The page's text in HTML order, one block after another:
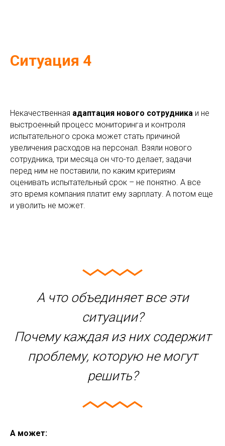
Ситуация 4
Некачественная адаптация нового сотрудника и не
выстроенный процесс мониторинга и контроля
испытательного срока может стать причиной
увеличения расходов на персонал. Взяли нового
сотрудника, три месяца он что-то делает, задачи
перед ним не поставили, по каким критериям
оценивать испытательный срок – не понятно. А все
это время компания платит ему зарплату. А потом еще
и уволить не может.
А что объединяет все эти
ситуации?
Почему каждая из них содержит
проблему, которую не могут
решить?
А может: